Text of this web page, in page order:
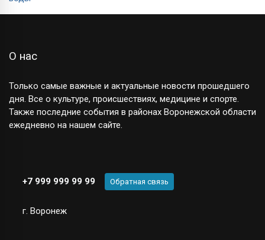
О нас
Только самые важные и актуальные новости прошедшего
дня. Все о культуре, происшествиях, медицине и спорте.
Также последние события в районах Воронежской области
ежедневно на нашем сайте.
+7 999 999 99 99 Обратная связь
г. Воронеж